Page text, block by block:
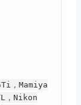
，Mamiya
，Nikon